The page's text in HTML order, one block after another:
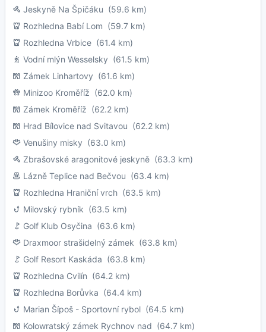
Jeskyně Na Špičáku (59.6 km)
Rozhledna Babí Lom (59.7 km)
Rozhledna Vrbice (61.4 km)
Vodní mlýn Wesselsky (61.5 km)
Zámek Linhartovy (61.6 km)
Minizoo Kroměříž (62.0 km)
Zámek Kroměříž (62.2 km)
Hrad Bílovice nad Svitavou (62.2 km)
Venušiny misky (63.0 km)
Zbrašovské aragonitové jeskyně (63.3 km)
Lázně Teplice nad Bečvou (63.4 km)
Rozhledna Hraniční vrch (63.5 km)
Milovský rybník (63.5 km)
Golf Klub Osyčina (63.6 km)
Draxmoor strašidelný zámek (63.8 km)
Golf Resort Kaskáda (63.8 km)
Rozhledna Cvilín (64.2 km)
Rozhledna Borůvka (64.4 km)
Marian Šípoš - Sportovní rybol (64.5 km)
Kolowratský zámek Rychnov nad (64.7 km)